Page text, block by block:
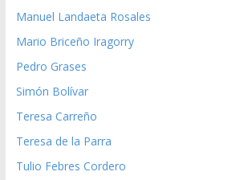
Manuel Landaeta Rosales
Mario Briceño Iragorry
Pedro Grases
Simón Bolívar
Teresa Carreño
Teresa de la Parra
Tulio Febres Cordero